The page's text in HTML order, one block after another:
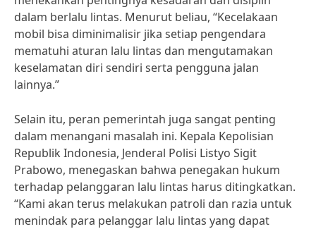
dalam berlalu lintas. Menurut beliau, “Kecelakaan
mobil bisa diminimalisir jika setiap pengendara
mematuhi aturan lalu lintas dan mengutamakan
keselamatan diri sendiri serta pengguna jalan
lainnya.”
Selain itu, peran pemerintah juga sangat penting
dalam menangani masalah ini. Kepala Kepolisian
Republik Indonesia, Jenderal Polisi Listyo Sigit
Prabowo, menegaskan bahwa penegakan hukum
terhadap pelanggaran lalu lintas harus ditingkatkan.
“Kami akan terus melakukan patroli dan razia untuk
menindak para pelanggar lalu lintas yang dapat